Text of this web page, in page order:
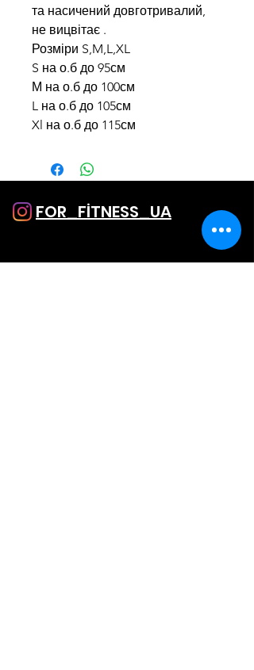
та насичений довготривалий,
не вицвітає .
Розміри S,M,L,XL
S на о.б до 95см
М на о.б до 100см
L на о.б до 105см
Xl на о.б до 115см
FOR_FİTNESS_UA